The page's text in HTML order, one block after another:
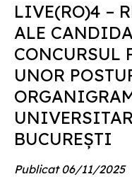
LIVE(RO)4 –
ALE
CONCURSUL
UNOR
BUCUREŞTI
Publicat 06/11/2025